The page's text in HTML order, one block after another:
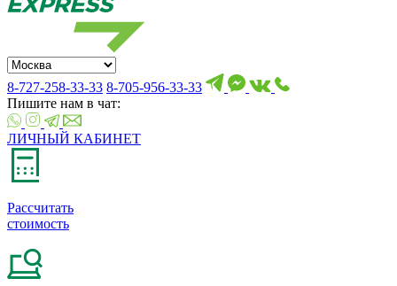
8-727-258-33-33 8-705-956-33-33
Пишите нам в чат:
ЛИЧНЫЙ КАБИНЕТ
Рассчитать
стоимость